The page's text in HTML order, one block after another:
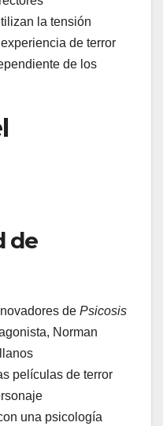
la tensión
de terror
de los
de
de Psicosis
Norman
películas de terror
una psicología